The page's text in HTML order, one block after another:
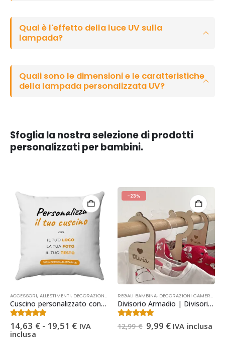
Qual è l'effetto della luce UV sulla
lampada?
Quali sono le dimensioni e le caratteristiche
della lampada personalizzata UV?
Sfoglia la nostra selezione di prodotti
personalizzati per bambini.
prodotto
ha
più
varianti.
Le
ACCESSORI, ALLESTIMENTI, DECORAZIONI, ADDOBBI ,DECORAZIONI CAMERETTA BAMBINI
Cuscino personalizzato con foto e testo 40×40 – regalo unico
4.40 Su 5
14,63 € - 19,51 €Fascia
IVA
inclusa
-23%
REGALI BAMBINA, DECORAZIONI CAMERETTA BAMBINI
Divisorio Armadio | Divisori Armadio Bimbi con Taglia | Divisori Armadio in Legno Personalizzati | Decorazioni Cameretta Bimbi | Regalo Nascita
4.78 Su 5
12,99€ Il
prezzo
9,99 €IlIVA inclusa